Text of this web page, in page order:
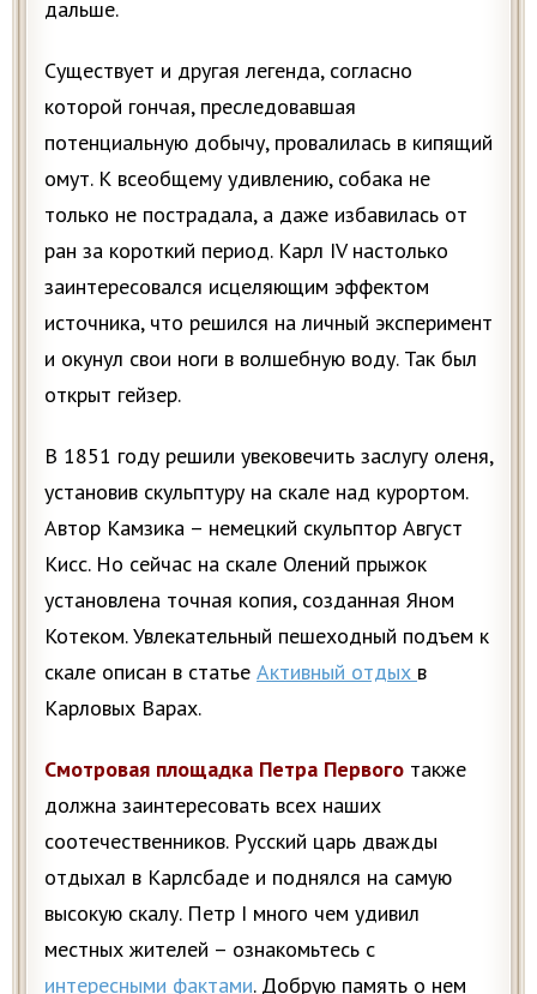
дальше.
Существует и другая легенда, согласно
которой гончая, преследовавшая
потенциальную добычу, провалилась в кипящий
омут. К всеобщему удивлению, собака не
только не пострадала, а даже избавилась от
ран за короткий период. Карл IV настолько
заинтересовался исцеляющим эффектом
источника, что решился на личный эксперимент
и окунул свои ноги в волшебную воду. Так был
открыт гейзер.
В 1851 году решили увековечить заслугу оленя,
установив скульптуру на скале над курортом.
Автор Камзика – немецкий скульптор Август
Кисс. Но сейчас на скале Олений прыжок
установлена точная копия, созданная Яном
Котеком. Увлекательный пешеходный подъем к
скале описан в статье Активный отдых в
Карловых Варах.
Смотровая площадка Петра Первого также
должна заинтересовать всех наших
соотечественников. Русский царь дважды
отдыхал в Карлсбаде и поднялся на самую
высокую скалу. Петр I много чем удивил
местных жителей – ознакомьтесь с
интересными фактами. Добрую память о нем